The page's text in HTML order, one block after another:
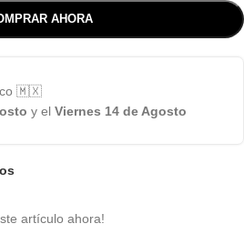
AHORA
🇲🇽
y el Viernes 14 de Agosto
artículo ahora!